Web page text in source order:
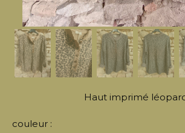
Haut imprimé
couleur :